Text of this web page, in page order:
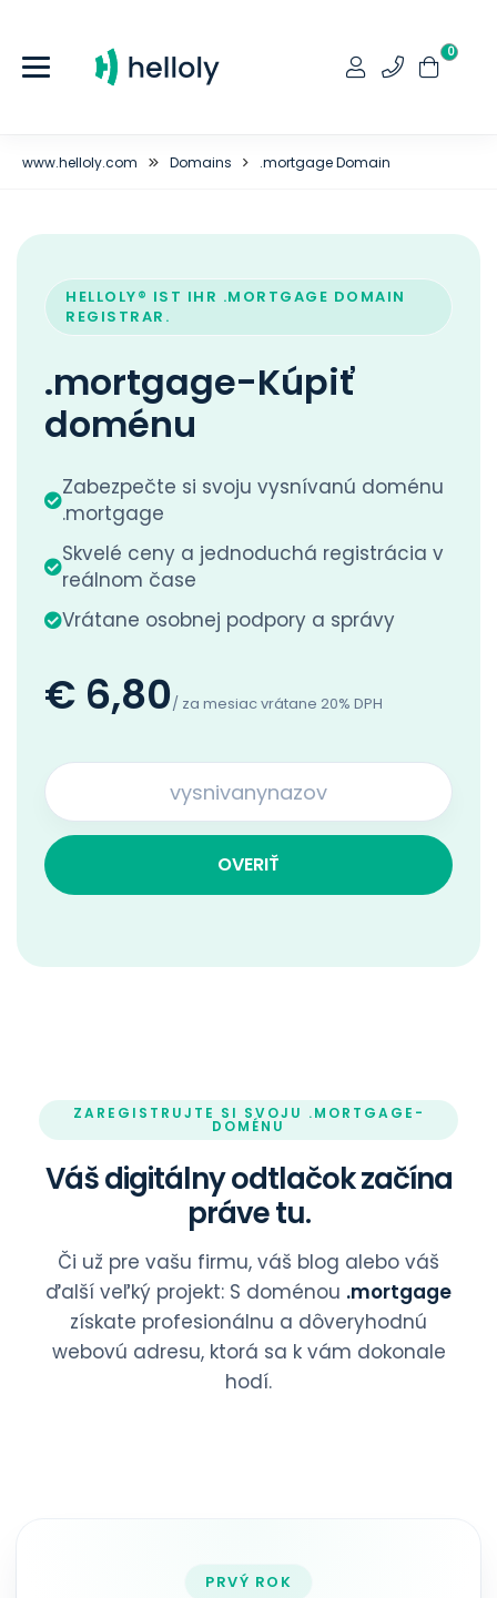
0
www.helloly.com Domains .mortgage Domain
HELLOLY® IST IHR .MORTGAGE DOMAIN
REGISTRAR.
.mortgage-Kúpiť
doménu
Zabezpečte si svoju vysnívanú doménu
.mortgage
Skvelé ceny a jednoduchá registrácia v
reálnom čase
Vrátane osobnej podpory a správy
€ 6,80/ za mesiac vrátane 20% DPH
OVERIŤ
ZAREGISTRUJTE SI SVOJU .MORTGAGE-
DOMÉNU
Váš digitálny odtlačok začína
práve tu.
Či už pre vašu firmu, váš blog alebo váš
ďalší veľký projekt: S doménou .mortgage
získate profesionálnu a dôveryhodnú
webovú adresu, ktorá sa k vám dokonale
hodí.
PRVÝ ROK